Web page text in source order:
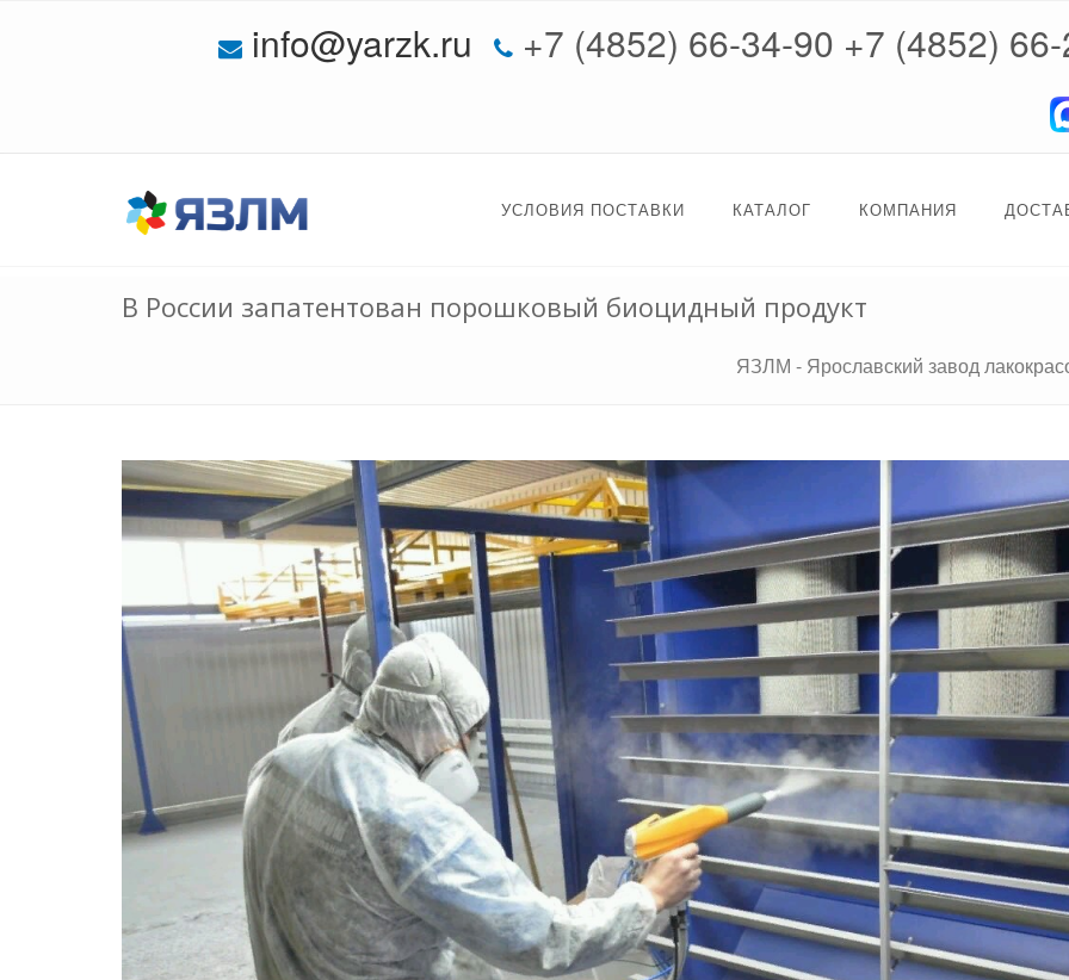
info@yarzk.ru +7 (4852) 66-34-90 +7 (4852)
УСЛОВИЯ ПОСТАВКИ КАТАЛОГ КОМПАНИЯ
В России запатентован порошковый биоцидный продукт
ЯЗЛМ - Ярославский завод